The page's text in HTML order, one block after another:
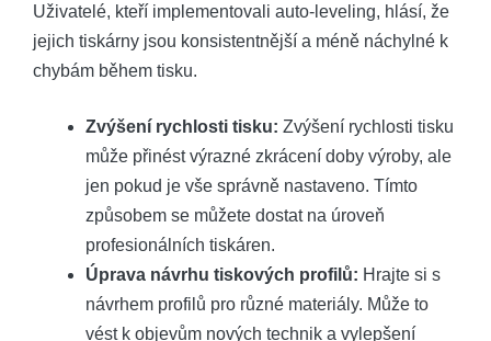
Uživatelé, kteří implementovali auto-leveling, hlásí, že
jejich tiskárny jsou konsistentnější a méně náchylné k
chybám během tisku.
Zvýšení rychlosti tisku: Zvýšení rychlosti tisku
může přinést výrazné zkrácení doby výroby, ale
jen pokud je vše správně nastaveno. Tímto
způsobem se můžete dostat na úroveň
profesionálních tiskáren.
Úprava návrhu tiskových profilů: Hrajte si s
návrhem profilů pro různé materiály. Může to
vést k objevům nových technik a vylepšení